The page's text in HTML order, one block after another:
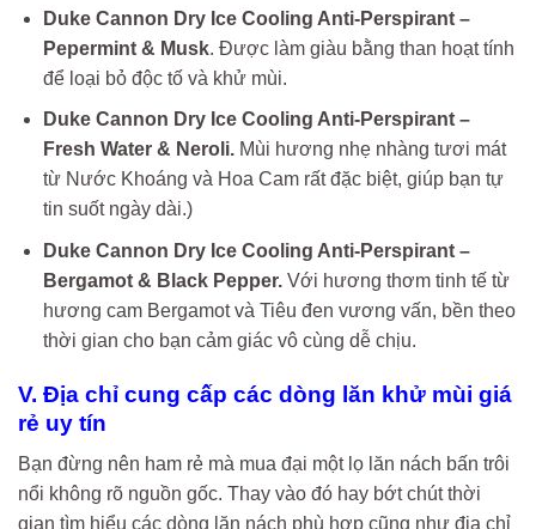
Duke Cannon Dry Ice Cooling Anti-Perspirant –
Pepermint & Musk. Được làm giàu bằng than hoạt tính
để loại bỏ độc tố và khử mùi.
Duke Cannon Dry Ice Cooling Anti-Perspirant –
Fresh Water & Neroli. Mùi hương nhẹ nhàng tươi mát
từ Nước Khoáng và Hoa Cam rất đặc biệt, giúp bạn tự
tin suốt ngày dài.)
Duke Cannon Dry Ice Cooling Anti-Perspirant –
Bergamot & Black Pepper. Với hương thơm tinh tế từ
hương cam Bergamot và Tiêu đen vương vấn, bền theo
thời gian cho bạn cảm giác vô cùng dễ chịu.
V. Địa chỉ cung cấp các dòng lăn khử mùi giá
rẻ uy tín
Bạn đừng nên ham rẻ mà mua đại một lọ lăn nách bấn trôi
nổi không rõ nguồn gốc. Thay vào đó hay bớt chút thời
gian tìm hiểu các dòng lăn nách phù hợp cũng như địa chỉ